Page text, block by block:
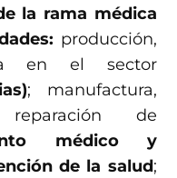
la rama médica
producción,
en el sector
; manufactura,
de
médico y
de la salud;